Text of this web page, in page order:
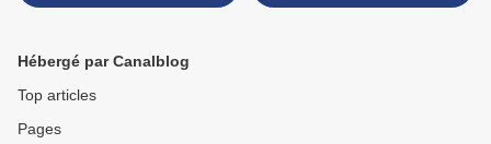
Hébergé par Canalblog
Top articles
Pages